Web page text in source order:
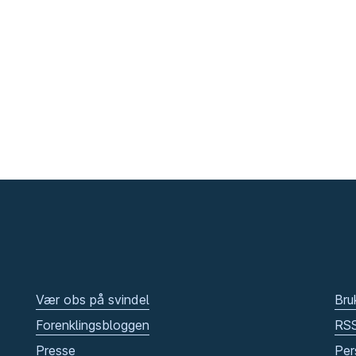
Vær obs på svindel
Forenklingsbloggen
Presse